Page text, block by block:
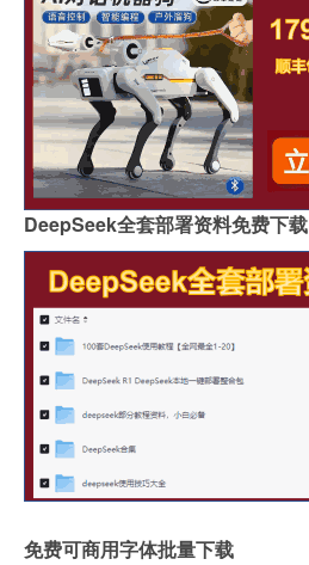
DeepSeek全套部署资料免费下载
免费可商用字体批量下载